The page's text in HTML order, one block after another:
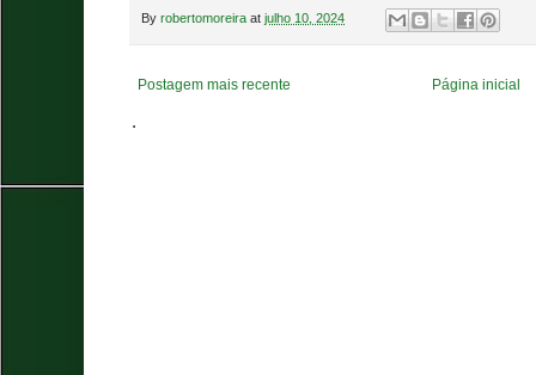
By robertomoreira at julho 10, 2024
Postagem mais recente Página inicial
.